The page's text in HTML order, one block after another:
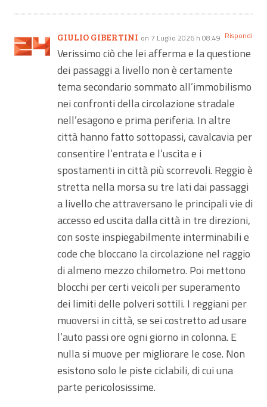
GIULIO GIBERTINI on 7 Luglio 2026 h 08:49 Rispondi
Verissimo ciò che lei afferma e la questione
dei passaggi a livello non è certamente
tema secondario sommato all’immobilismo
nei confronti della circolazione stradale
nell’esagono e prima periferia. In altre
città hanno fatto sottopassi, cavalcavia per
consentire l’entrata e l’uscita e i
spostamenti in città più scorrevoli. Reggio è
stretta nella morsa su tre lati dai passaggi
a livello che attraversano le principali vie di
accesso ed uscita dalla città in tre direzioni,
con soste inspiegabilmente interminabili e
code che bloccano la circolazione nel raggio
di almeno mezzo chilometro. Poi mettono
blocchi per certi veicoli per superamento
dei limiti delle polveri sottili. I reggiani per
muoversi in città, se sei costretto ad usare
l’auto passi ore ogni giorno in colonna. E
nulla si muove per migliorare le cose. Non
esistono solo le piste ciclabili, di cui una
parte pericolosissime.